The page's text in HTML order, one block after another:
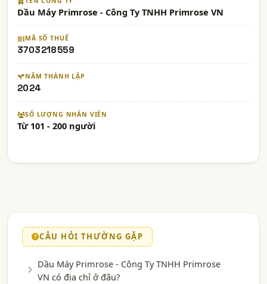
Dầu Máy Primrose - Công Ty TNHH Primrose VN
MÃ SỐ THUẾ
3703218559
NĂM THÀNH LẬP
2024
SỐ LƯỢNG NHÂN VIÊN
Từ 101 - 200 người
CÂU HỎI THƯỜNG GẶP
Dầu Máy Primrose - Công Ty TNHH Primrose
VN có địa chỉ ở đâu?